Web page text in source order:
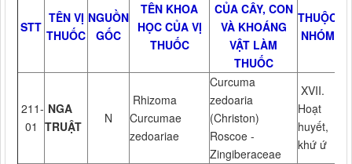
STT
TÊN VỊ
THUỐC
NGUỒN
GỐC
TÊN KHOA
HỌC CỦA VỊ
THUỐC
CỦA CÂY, CON
VÀ KHOÁNG
VẬT LÀM
THUỐC
THUỘC
NHÓM
211-
01
NGA
TRUẬT
N
Rhizoma
Curcumae
zedoariae
Curcuma
zedoaria
(Christon)
Roscoe -
Zingiberaceae
XVII.
Hoạt
huyết,
khứ ứ